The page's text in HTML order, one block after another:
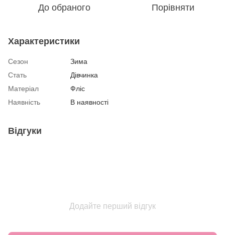
До обраного Порівняти
Характеристики
Сезон
Зима
Стать
Дівчинка
Матеріал
Фліс
Наявність
В наявності
Відгуки
Додайте перший відгук